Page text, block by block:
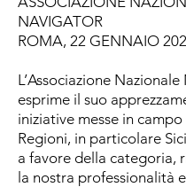
NAVIGATOR
ROMA, 22 GENNAIO
L’Associazione
esprime il suo
iniziative messe in
Regioni, in particolare
a favore della categoria,
la nostra professionalità